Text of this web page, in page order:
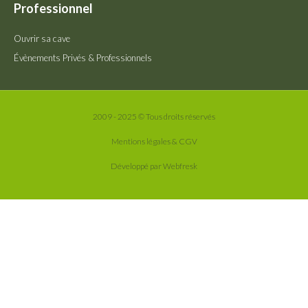
Professionnel
Ouvrir sa cave
Évènements Privés & Professionnels
2009 - 2025 © Tous droits réservés
Mentions légales & CGV
Développé par Webfresk